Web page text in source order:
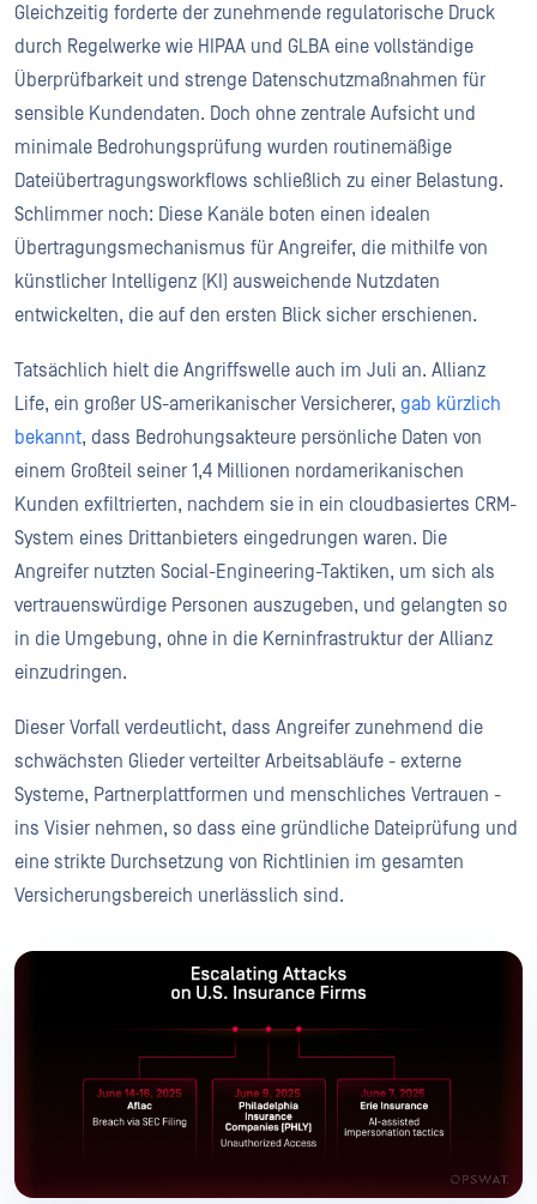
Gleichzeitig forderte der zunehmende regulatorische Druck
durch Regelwerke wie HIPAA und GLBA eine vollständige
Überprüfbarkeit und strenge Datenschutzmaßnahmen für
sensible Kundendaten. Doch ohne zentrale Aufsicht und
minimale Bedrohungsprüfung wurden routinemäßige
Dateiübertragungsworkflows schließlich zu einer Belastung.
Schlimmer noch: Diese Kanäle boten einen idealen
Übertragungsmechanismus für Angreifer, die mithilfe von
künstlicher Intelligenz (KI) ausweichende Nutzdaten
entwickelten, die auf den ersten Blick sicher erschienen.
Tatsächlich hielt die Angriffswelle auch im Juli an. Allianz
Life, ein großer US-amerikanischer Versicherer, gab kürzlich
bekannt, dass Bedrohungsakteure persönliche Daten von
einem Großteil seiner 1,4 Millionen nordamerikanischen
Kunden exfiltrierten, nachdem sie in ein cloudbasiertes CRM-
System eines Drittanbieters eingedrungen waren. Die
Angreifer nutzten Social-Engineering-Taktiken, um sich als
vertrauenswürdige Personen auszugeben, und gelangten so
in die Umgebung, ohne in die Kerninfrastruktur der Allianz
einzudringen.
Dieser Vorfall verdeutlicht, dass Angreifer zunehmend die
schwächsten Glieder verteilter Arbeitsabläufe - externe
Systeme, Partnerplattformen und menschliches Vertrauen -
ins Visier nehmen, so dass eine gründliche Dateiprüfung und
eine strikte Durchsetzung von Richtlinien im gesamten
Versicherungsbereich unerlässlich sind.